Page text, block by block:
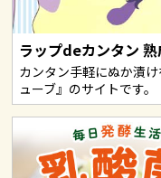
ラップdeカンタン
カンタン手軽にぬか漬
ューブ』のサイトです。